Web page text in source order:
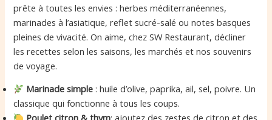
prête à toutes les envies : herbes méditerranéennes,
marinades à l’asiatique, reflet sucré-salé ou notes basques
pleines de vivacité. On aime, chez SW Restaurant, décliner
les recettes selon les saisons, les marchés et nos souvenirs
de voyage.
Marinade simple : huile d’olive, paprika, ail, sel, poivre. Un
classique qui fonctionne à tous les coups.